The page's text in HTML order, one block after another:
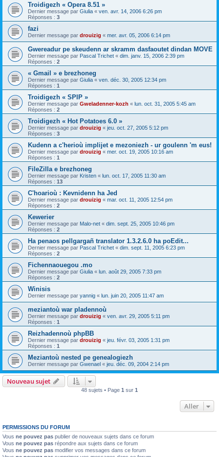
Troidigezh « Opera 8.51 »
Dernier message par Giulia « ven. avr. 14, 2006 6:26 pm
Réponses : 3
fazi
Dernier message par drouizig « mer. avr. 05, 2006 6:14 pm
Gwereadur pe skeudenn ar skramm dasfaoutet dindan MOVE
Dernier message par Pascal Trichet « dim. janv. 15, 2006 2:39 pm
Réponses : 2
« Gmail » e brezhoneg
Dernier message par Giulia « ven. déc. 30, 2005 12:34 pm
Réponses : 1
Troidigezh « SPIP »
Dernier message par Gweladenner-kozh « lun. oct. 31, 2005 5:45 am
Réponses : 2
Troidigezh « Hot Potatoes 6.0 »
Dernier message par drouizig « jeu. oct. 27, 2005 5:12 pm
Réponses : 3
Kudenn a c'herioù implijet e mezoniezh - ur goulenn 'm eus!
Dernier message par drouizig « mer. oct. 19, 2005 10:16 am
Réponses : 1
FileZilla e brezhoneg
Dernier message par Kristen « lun. oct. 17, 2005 11:30 am
Réponses : 13
C'hoarioù : Kevnidenn ha Jed
Dernier message par drouizig « mar. oct. 11, 2005 12:54 pm
Réponses : 2
Kewerier
Dernier message par Malo-net « dim. sept. 25, 2005 10:46 pm
Réponses : 2
Ha penaos pellgargañ translator 1.3.2.6.0 ha poEdit...
Dernier message par Pascal Trichet « dim. sept. 11, 2005 6:23 pm
Réponses : 2
Fichennaouegou .mo
Dernier message par Giulia « lun. août 29, 2005 7:33 pm
Réponses : 2
Winisis
Dernier message par yannig « lun. juin 20, 2005 11:47 am
meziantoù war pladennoù
Dernier message par drouizig « ven. avr. 29, 2005 5:11 pm
Réponses : 1
Reizhadennoù phpBB
Dernier message par drouizig « jeu. févr. 03, 2005 1:31 pm
Réponses : 1
Meziantoù nested pe genealogiezh
Dernier message par Gwenael « jeu. déc. 09, 2004 2:14 pm
Nouveau sujet
48 sujets • Page 1 sur 1
Aller
PERMISSIONS DU FORUM
Vous ne pouvez pas publier de nouveaux sujets dans ce forum
Vous ne pouvez pas répondre aux sujets dans ce forum
Vous ne pouvez pas modifier vos messages dans ce forum